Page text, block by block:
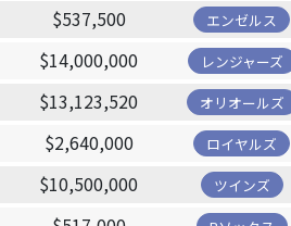
$537,500 エンゼルス
$14,000,000 レンジャーズ
$13,123,520 オリオールズ
$2,640,000 ロイヤルズ
$10,500,000 ツインズ